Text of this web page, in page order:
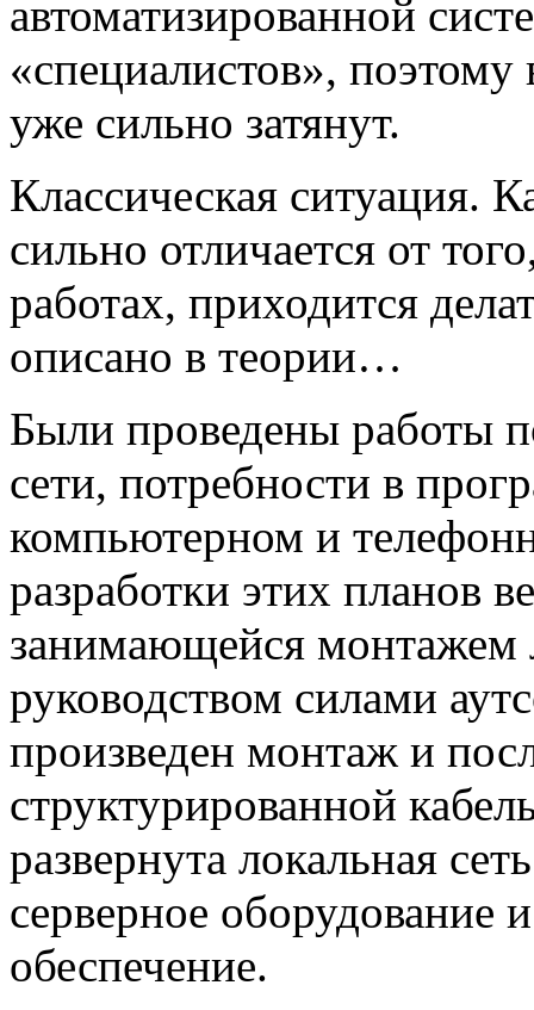
автоматизированной
«специалистов»,
уже сильно затянут.
Классическая ситуация.
сильно отличается от
работах, приходится
описано в теории…
Были проведены работы
сети, потребности в
компьютерном и
разработки этих планов
занимающейся монтажем
руководством силами
произведен монтаж и
структурированной
развернута локальная
серверное оборудование
обеспечение.